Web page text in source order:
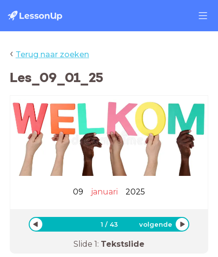
‹ Terug naar zoeken
Les_09_01_25
09 januari 2025
1 / 43 volgende
Slide 1: Tekstslide